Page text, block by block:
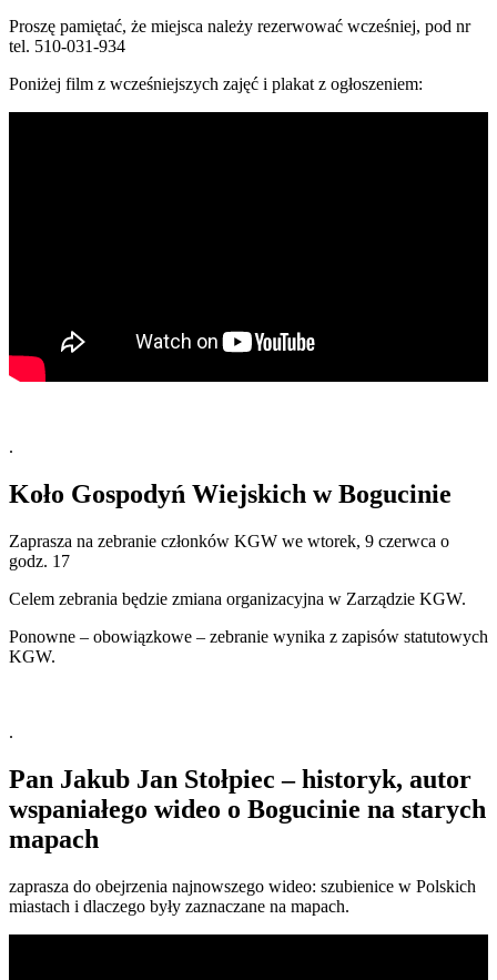
Proszę pamiętać, że miejsca należy rezerwować wcześniej, pod nr
tel. 510-031-934
Poniżej film z wcześniejszych zajęć i plakat z ogłoszeniem:
.
Koło Gospodyń Wiejskich w Bogucinie
Zaprasza na zebranie członków KGW we wtorek, 9 czerwca o
godz. 17
Celem zebrania będzie zmiana organizacyjna w Zarządzie KGW.
Ponowne – obowiązkowe – zebranie wynika z zapisów statutowych
KGW.
.
Pan Jakub Jan Stołpiec – historyk, autor
wspaniałego wideo o Bogucinie na starych
mapach
zaprasza do obejrzenia najnowszego wideo: szubienice w Polskich
miastach i dlaczego były zaznaczane na mapach.